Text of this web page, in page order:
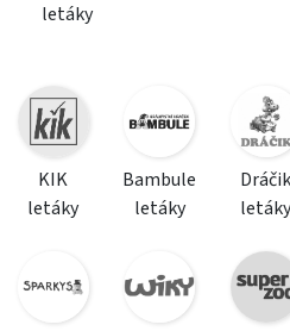
letáky
KIK
letáky
Bambule
letáky
Dráčik